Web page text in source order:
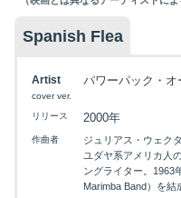
Spanish Flea
Artist
cover ver.
パワーパック・オ
リリース 2000年
作曲者
ジュリアス・ウェク
ユダヤ系アメリカ人
ングライター。1963
Marimba Band）を結